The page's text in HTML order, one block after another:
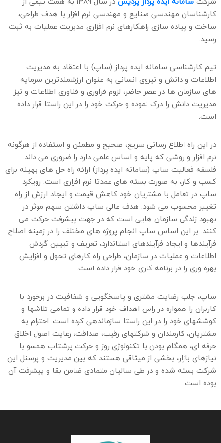
کارشناسان مهندسی صنایع و مهندسی نرم افزار با هدف طراحی،
ساخت و پیاده سازی راهکارهای نرم افزاری مدیریت عملیات به ثبت
رسید.
تیم کارشناسی سامانه ایده پرداز (ساپ) با اعتقاد به مدیریت
اطلاعات و دانش و نیروی انسانی به عنوان ارزشمندترین سرمایه
های سازمان ها در عصر حاضر، لزوم فرآوری و فناوری اطلاعات و نیز
مدیریت دانش را درک نموده و حرکت خود را در این راستا قرار داده
است.
در این راه اطلاع رسانی سریع، صحیح و مطمئن و استفاده از هرگونه
نرم افزار و روشی که پایه و اساس علمی دارد را ضروری می داند.
فلسفه فعالیت ساپ (سامانه ایده پرداز) ارائه راه حل های بهینه برای
کسب و کار، به صورت بسته های عمدتا نرم افزاری است. رویکرد
ساپ در تعامل با مشتریان خود کاهش قیمت و ایجاد ارزش از راه
تغییر محسوب می شود. هدف عالی ساپ داشتن سهم موثر در
بهبود زندگی سازمان هایی است که در جهت پیشرفت حرکت می
کنند. بر این اساس ساپ انجام پروژه های مختلف را در زمینه اصلاح
فرآیندها و ایجاد فرآیندهای استاندارد، تعریف و تبیین گردش
اطلاعات و عملیات در سازمان، طراحی راه کارهای تحول و افزایش
بهره وری را در برنامه کاری خود قرار داده است.
ساپ، جلب رضایت مشتری و پاسخگویی و شفافیت در برخورد با
کاربران را همواره در راس اهداف خود قرار داده و تمامی تلاشها و
کوششهای خود را در این راستا سازماندهی کرده است. احترام به
مشتریان، کارمندان و شرکتهای رقیب، صداقت، رعایت اصول اخلاق
حرفه ای، همگام بودن با تکنولوژی روز و حرکت پرشتاب همسو با
نیازهای بازار، بخشی از میثاقی هستند که بین مدیریت و پرسنل این
شرکت بسته شده و در طی سالیان متمادی ضامن بقا و پیشرفت آن
بوده است.